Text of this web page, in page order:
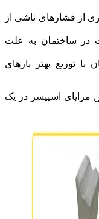
از فشارهای ناشی از
در ساختمان به علت
با توزیع بهتر بارهای
مزایای اسپیسر در یک